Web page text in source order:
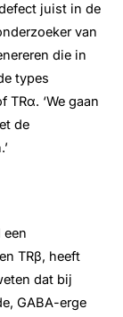
juist in de
van
die in
types
TRα. ‘We gaan
de
een
TRβ, heeft
dat bij
GABA-erge